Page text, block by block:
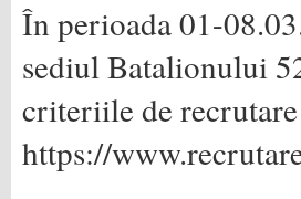
În perioada 01-
sediul Batalionului
criteriile de
https://